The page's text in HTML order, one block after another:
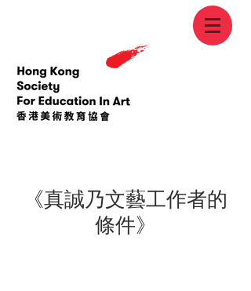
《真誠乃文藝工作者的
條件》